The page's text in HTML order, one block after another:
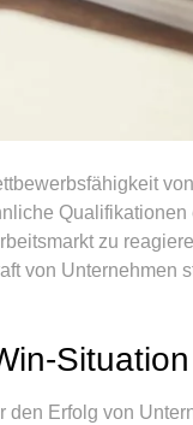
zu
von Unternehmen
Situation
Erfolg von